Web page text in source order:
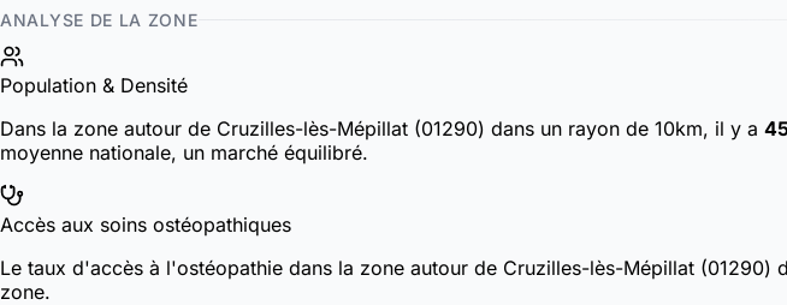
ANALYSE DE LA ZONE
Population & Densité
Dans la zone autour de Cruzilles-lès-Mépillat (01290) dans un rayon de 10km, il y a
moyenne nationale, un marché équilibré.
Accès aux soins ostéopathiques
Le taux d'accès à l'ostéopathie dans la zone autour de Cruzilles-lès-Mépillat (01290)
zone.